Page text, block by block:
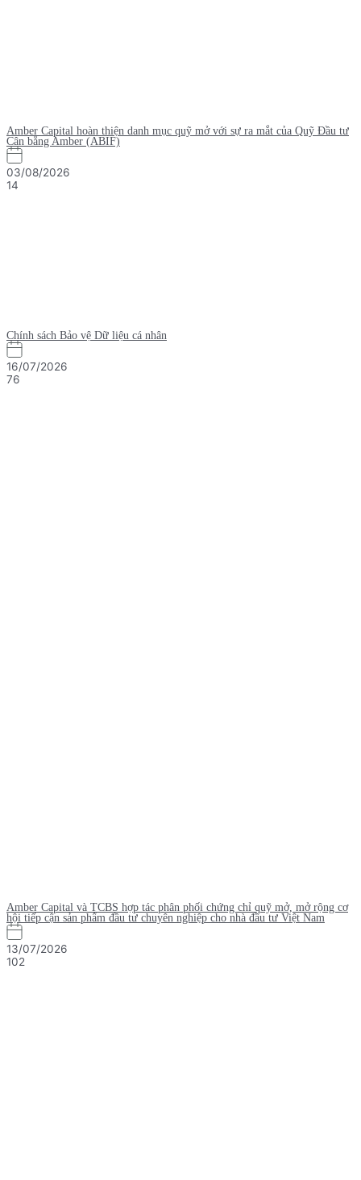
Amber Capital hoàn thiện danh mục quỹ mở với sự ra mắt của Quỹ Đầu tư
Cân bằng Amber (ABIF)
03/08/2026
14
Chính sách Bảo vệ Dữ liệu cá nhân
16/07/2026
76
Amber Capital và TCBS hợp tác phân phối chứng chỉ quỹ mở, mở rộng cơ
hội tiếp cận sản phẩm đầu tư chuyên nghiệp cho nhà đầu tư Việt Nam
13/07/2026
102